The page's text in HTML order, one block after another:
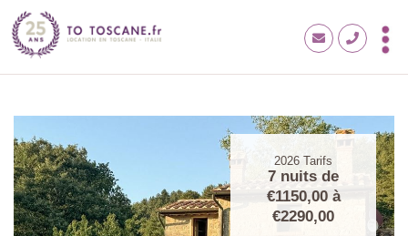
2026 Tarifs
7 nuits de
€1150,00à
€2290,00